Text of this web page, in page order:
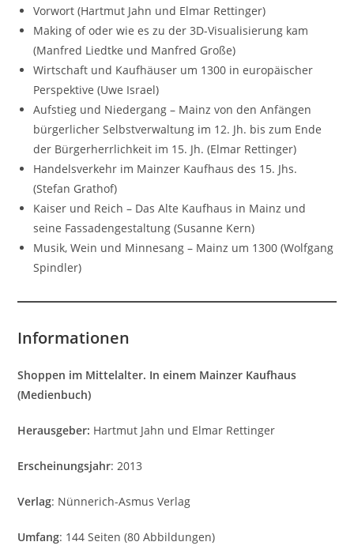
Vorwort (Hartmut Jahn und Elmar Rettinger)
Making of oder wie es zu der 3D-Visualisierung kam
(Manfred Liedtke und Manfred Große)
Wirtschaft und Kaufhäuser um 1300 in europäischer
Perspektive (Uwe Israel)
Aufstieg und Niedergang – Mainz von den Anfängen
bürgerlicher Selbstverwaltung im 12. Jh. bis zum Ende
der Bürgerherrlichkeit im 15. Jh. (Elmar Rettinger)
Handelsverkehr im Mainzer Kaufhaus des 15. Jhs.
(Stefan Grathof)
Kaiser und Reich – Das Alte Kaufhaus in Mainz und
seine Fassadengestaltung (Susanne Kern)
Musik, Wein und Minnesang – Mainz um 1300 (Wolfgang
Spindler)
Informationen
Shoppen im Mittelalter. In einem Mainzer Kaufhaus
(Medienbuch)
Herausgeber: Hartmut Jahn und Elmar Rettinger
Erscheinungsjahr: 2013
Verlag: Nünnerich-Asmus Verlag
Umfang: 144 Seiten (80 Abbildungen)